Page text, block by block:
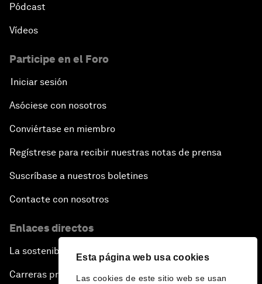
Esta página web usa cookies
Las cookies de este sitio web se usan
Pódcast
Vídeos
Participe en el Foro
Iniciar sesión
Asóciese con nosotros
Conviértase en miembro
Regístrese para recibir nuestras notas de prensa
Suscríbase a nuestros boletines
Contacte con nosotros
Enlaces directos
La sostenibilidad en el Foro
Carreras profesionales